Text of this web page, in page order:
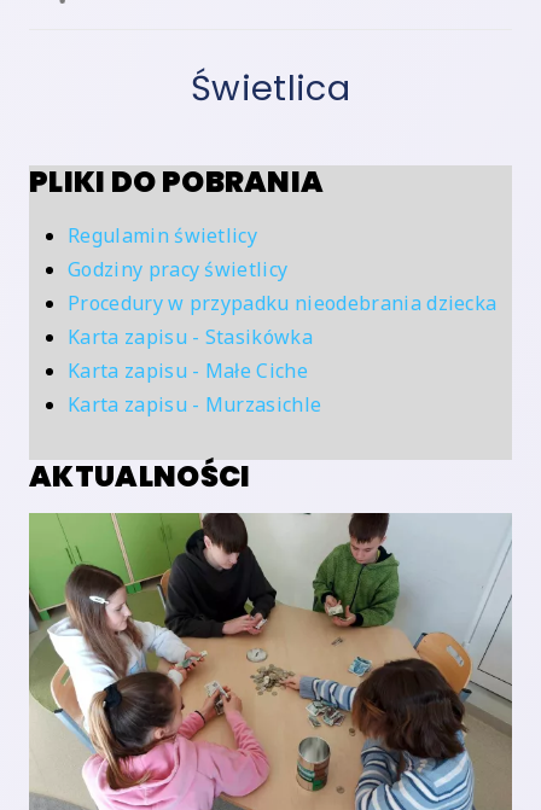
Świetlica
PLIKI DO POBRANIA
Regulamin świetlicy
Godziny pracy świetlicy
Procedury w przypadku nieodebrania dziecka
Karta zapisu - Stasikówka
Karta zapisu - Małe Ciche
Karta zapisu - Murzasichle
AKTUALNOŚCI